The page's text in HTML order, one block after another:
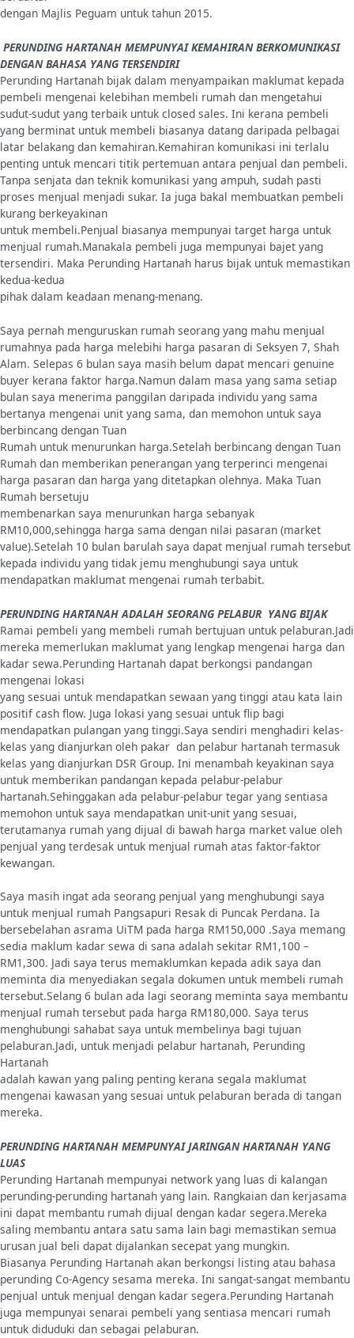
dengan Majlis Peguam untuk tahun 2015.
PERUNDING HARTANAH MEMPUNYAI KEMAHIRAN BERKOMUNIKASI
DENGAN BAHASA YANG TERSENDIRI
Perunding Hartanah bijak dalam menyampaikan maklumat kepada
pembeli mengenai kelebihan membeli rumah dan mengetahui
sudut-sudut yang terbaik untuk closed sales. Ini kerana pembeli
yang berminat untuk membeli biasanya datang daripada pelbagai
latar belakang dan kemahiran.Kemahiran komunikasi ini terlalu
penting untuk mencari titik pertemuan antara penjual dan pembeli.
Tanpa senjata dan teknik komunikasi yang ampuh, sudah pasti
proses menjual menjadi sukar. Ia juga bakal membuatkan pembeli
kurang berkeyakinan
untuk membeli.Penjual biasanya mempunyai target harga untuk
menjual rumah.Manakala pembeli juga mempunyai bajet yang
tersendiri. Maka Perunding Hartanah harus bijak untuk memastikan
kedua-kedua
pihak dalam keadaan menang-menang.
Saya pernah menguruskan rumah seorang yang mahu menjual
rumahnya pada harga melebihi harga pasaran di Seksyen 7, Shah
Alam. Selepas 6 bulan saya masih belum dapat mencari genuine
buyer kerana faktor harga.Namun dalam masa yang sama setiap
bulan saya menerima panggilan daripada individu yang sama
bertanya mengenai unit yang sama, dan memohon untuk saya
berbincang dengan Tuan
Rumah untuk menurunkan harga.Setelah berbincang dengan Tuan
Rumah dan memberikan penerangan yang terperinci mengenai
harga pasaran dan harga yang ditetapkan olehnya. Maka Tuan
Rumah bersetuju
membenarkan saya menurunkan harga sebanyak
RM10,000,sehingga harga sama dengan nilai pasaran (market
value).Setelah 10 bulan barulah saya dapat menjual rumah tersebut
kepada individu yang tidak jemu menghubungi saya untuk
mendapatkan maklumat mengenai rumah terbabit.
PERUNDING HARTANAH ADALAH SEORANG PELABUR YANG BIJAK
Ramai pembeli yang membeli rumah bertujuan untuk pelaburan.Jadi
mereka memerlukan maklumat yang lengkap mengenai harga dan
kadar sewa.Perunding Hartanah dapat berkongsi pandangan
mengenai lokasi
yang sesuai untuk mendapatkan sewaan yang tinggi atau kata lain
positif cash flow. Juga lokasi yang sesuai untuk flip bagi
mendapatkan pulangan yang tinggi.Saya sendiri menghadiri kelas-
kelas yang dianjurkan oleh pakar dan pelabur hartanah termasuk
kelas yang dianjurkan DSR Group. Ini menambah keyakinan saya
untuk memberikan pandangan kepada pelabur-pelabur
hartanah.Sehinggakan ada pelabur-pelabur tegar yang sentiasa
memohon untuk saya mendapatkan unit-unit yang sesuai,
terutamanya rumah yang dijual di bawah harga market value oleh
penjual yang terdesak untuk menjual rumah atas faktor-faktor
kewangan.
Saya masih ingat ada seorang penjual yang menghubungi saya
untuk menjual rumah Pangsapuri Resak di Puncak Perdana. Ia
bersebelahan asrama UiTM pada harga RM150,000 .Saya memang
sedia maklum kadar sewa di sana adalah sekitar RM1,100 –
RM1,300. Jadi saya terus memaklumkan kepada adik saya dan
meminta dia menyediakan segala dokumen untuk membeli rumah
tersebut.Selang 6 bulan ada lagi seorang meminta saya membantu
menjual rumah tersebut pada harga RM180,000. Saya terus
menghubungi sahabat saya untuk membelinya bagi tujuan
pelaburan.Jadi, untuk menjadi pelabur hartanah, Perunding
Hartanah
adalah kawan yang paling penting kerana segala maklumat
mengenai kawasan yang sesuai untuk pelaburan berada di tangan
mereka.
PERUNDING HARTANAH MEMPUNYAI JARINGAN HARTANAH YANG
LUAS
Perunding Hartanah mempunyai network yang luas di kalangan
perunding-perunding hartanah yang lain. Rangkaian dan kerjasama
ini dapat membantu rumah dijual dengan kadar segera.Mereka
saling membantu antara satu sama lain bagi memastikan semua
urusan jual beli dapat dijalankan secepat yang mungkin.
Biasanya Perunding Hartanah akan berkongsi listing atau bahasa
perunding Co-Agency sesama mereka. Ini sangat-sangat membantu
penjual untuk menjual dengan kadar segera.Perunding Hartanah
juga mempunyai senarai pembeli yang sentiasa mencari rumah
untuk diduduki dan sebagai pelaburan.